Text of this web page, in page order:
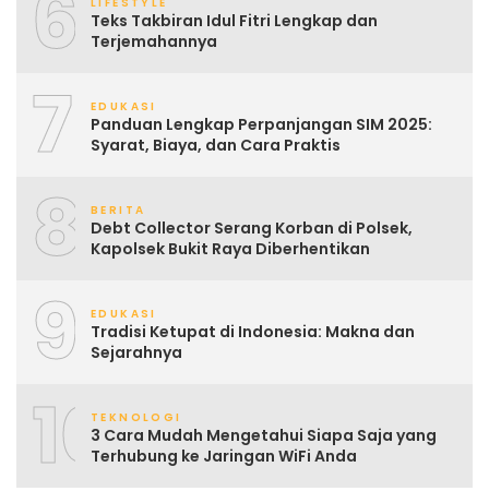
Teks Takbiran Idul Fitri Lengkap dan
Terjemahannya
7 EDUKASI
Panduan Lengkap Perpanjangan SIM 2025:
Syarat, Biaya, dan Cara Praktis
8 BERITA
Debt Collector Serang Korban di Polsek,
Kapolsek Bukit Raya Diberhentikan
9 EDUKASI
Tradisi Ketupat di Indonesia: Makna dan
Sejarahnya
10TEKNOLOGI
3 Cara Mudah Mengetahui Siapa Saja yang
Terhubung ke Jaringan WiFi Anda